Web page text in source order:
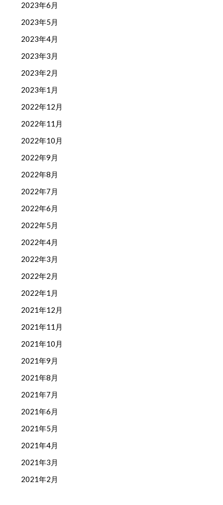
2023年6月
2023年5月
2023年4月
2023年3月
2023年2月
2023年1月
2022年12月
2022年11月
2022年10月
2022年9月
2022年8月
2022年7月
2022年6月
2022年5月
2022年4月
2022年3月
2022年2月
2022年1月
2021年12月
2021年11月
2021年10月
2021年9月
2021年8月
2021年7月
2021年6月
2021年5月
2021年4月
2021年3月
2021年2月